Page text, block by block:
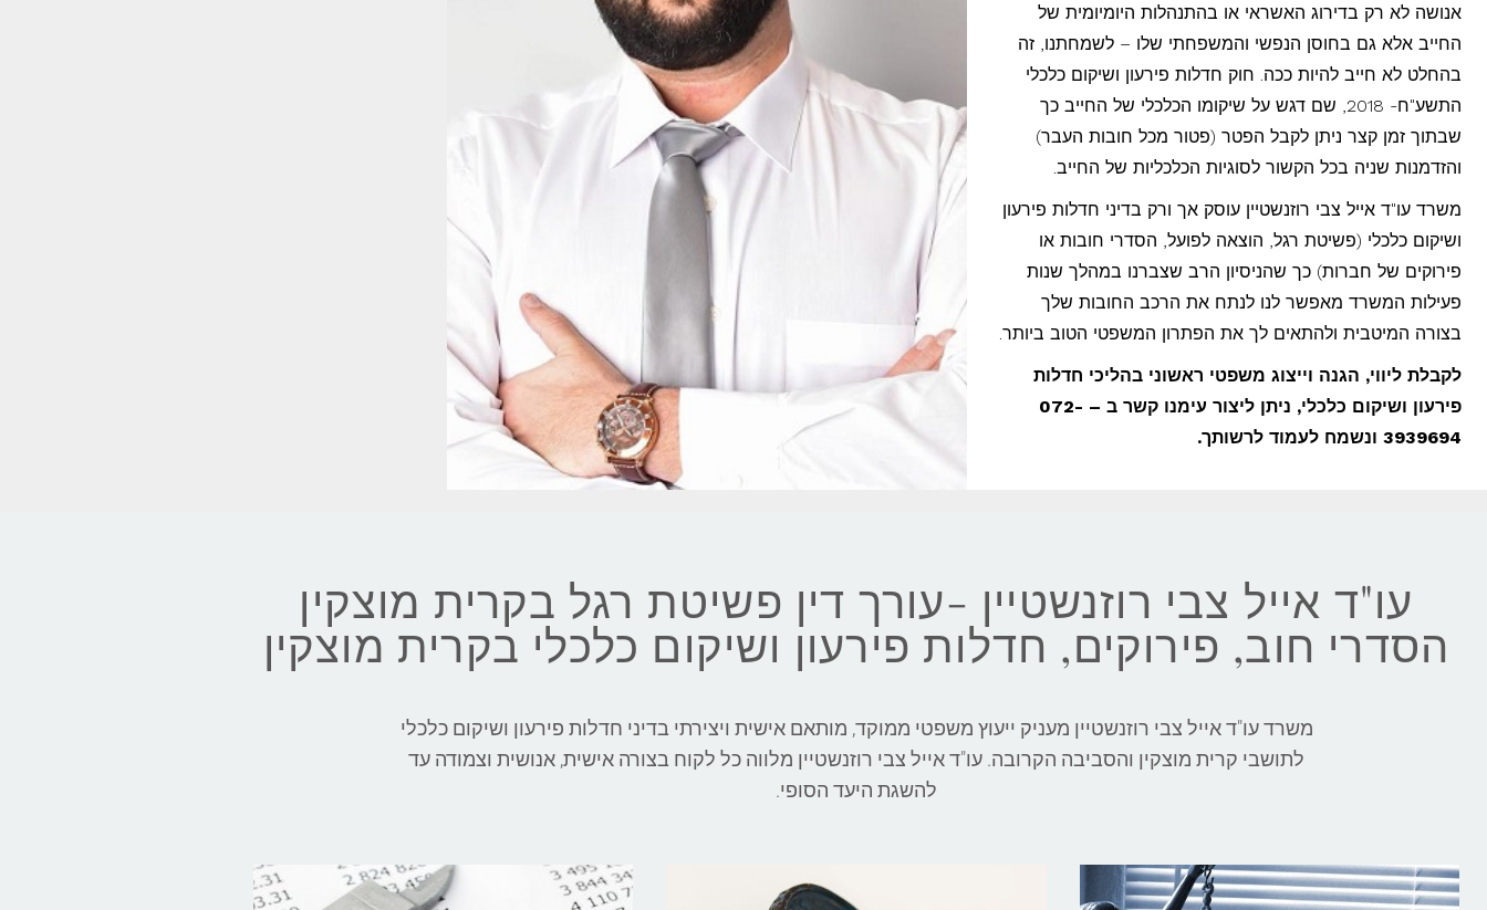
אנושה לא רק בדירוג האשראי או בהתנהלות היומיומית של
החייב אלא גם בחוסן הנפשי והמשפחתי שלו – לשמחתנו, זה
בהחלט לא חייב להיות ככה. חוק חדלות פירעון ושיקום כלכלי
התשע"ח- 2018, שם דגש על שיקומו הכלכלי של החייב כך
שבתוך זמן קצר ניתן לקבל הפטר (פטור מכל חובות העבר)
והזדמנות שניה בכל הקשור לסוגיות הכלכליות של החייב.
משרד עו"ד אייל צבי רוזנשטיין עוסק אך ורק בדיני חדלות פירעון
ושיקום כלכלי (פשיטת רגל, הוצאה לפועל, הסדרי חובות או
פירוקים של חברות) כך שהניסיון הרב שצברנו במהלך שנות
פעילות המשרד מאפשר לנו לנתח את הרכב החובות שלך
בצורה המיטבית ולהתאים לך את הפתרון המשפטי הטוב ביותר.
לקבלת ליווי, הגנה וייצוג משפטי ראשוני בהליכי חדלות
פירעון ושיקום כלכלי, ניתן ליצור עימנו קשר ב – 072-
3939694 ונשמח לעמוד לרשותך.
עו"ד אייל צבי רוזנשטיין -עורך דין פשיטת רגל בקרית מוצקין
הסדרי חוב, פירוקים, חדלות פירעון ושיקום כלכלי בקרית מוצקין
משרד עו"ד אייל צבי רוזנשטיין מעניק ייעוץ משפטי ממוקד, מותאם אישית ויצירתי בדיני חדלות פירעון ושיקום כלכלי
לתושבי קרית מוצקין והסביבה הקרובה. עו"ד אייל צבי רוזנשטיין מלווה כל לקוח בצורה אישית, אנושית וצמודה עד
להשגת היעד הסופי.